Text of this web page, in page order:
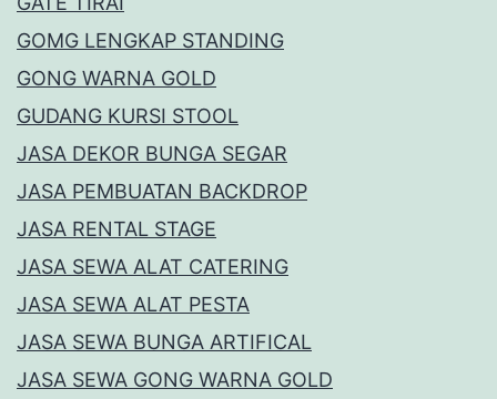
GOMG LENGKAP STANDING
GONG WARNA GOLD
GUDANG KURSI STOOL
JASA DEKOR BUNGA SEGAR
JASA PEMBUATAN BACKDROP
JASA RENTAL STAGE
JASA SEWA ALAT CATERING
JASA SEWA ALAT PESTA
JASA SEWA BUNGA ARTIFICAL
JASA SEWA GONG WARNA GOLD